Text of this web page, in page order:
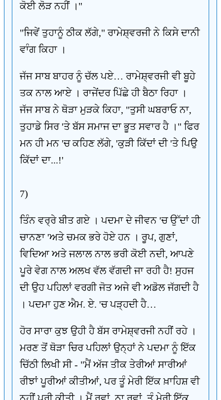
ਕੋਈ ਲੋੜ ਨਹੀਂ ।"
"ਜਿਵੇਂ ਤੁਹਾਨੂੰ ਠੀਕ ਲੱਗੇ," ਰਾਮੇਸ਼੍ਵਰਜੀ ਨੇ ਕਿਸੇ ਦਾਨੀ
ਵਾੰਗ ਕਿਹਾ ।
ਜੱਜ ਸਾਬ ਬਾਹਰ ਨੂੰ ਚੱਲ ਪਏ… ਰਾਮੇਸ਼੍ਵਰਜੀ ਵੀ ਬੂਹੇ
ਤਕ ਨਾਲ ਆਏ । ਰਾਜੇਂਦਰ ਪਿੱਛੇ ਹੀ ਬੈਠਾ ਰਿਹਾ ।
ਜੱਜ ਸਾਬ ਨੇ ਥੋੜਾ ਮੁੜਕੇ ਕਿਹਾ, "ਤੁਸੀ ਘਬਰਾਓ ਨਾ,
ਤੁਹਾਡੇ ਸਿਰ 'ਤੇ ਬੱਸ ਸਮਾਜ ਦਾ ਭੂਤ ਸਵਾਰ ਹੈ ।" ਫਿਰ
ਮਨ ਹੀ ਮਨ 'ਚ ਕਹਿਣ ਲੱਗੇ, 'ਕੁੜੀ ਕਿੱਦਾਂ ਦੀ 'ਤੇ ਪਿਉ
ਕਿੱਦਾਂ ਦਾ...!'
7)
ਤਿੰਨ ਵਰ੍ਰੇ ਬੀਤ ਗਏ । ਪਦਮਾ ਦੇ ਜੀਵਨ 'ਚ ਉੱਦਾਂ ਹੀ
ਚਾਨਣਾ 'ਅਤੇ ਚਮਕ ਭਰੇ ਹੋਏ ਹਨ । ਰੂਪ, ਗੁਣਾਂ,
ਵਿਦਿਆ ਅਤੇ ਜਲਾਲ ਨਾਲ ਭਰੀ ਕੋਈ ਨਦੀ, ਆਪਣੇ
ਪੂਰੇ ਵੇਗ ਨਾਲ ਅਲਖ ਵੱਲ ਵੱਗਦੀ ਜਾ ਰਹੀ ਹੈ! ਸੁਹਜ
ਦੀ ਉਹ ਪਹਿਲਾਂ ਵਰਗੀ ਜੋਤ ਅਜੇ ਵੀ ਅਡੋਲ ਜੱਗਦੀ ਹੈ
। ਪਦਮਾ ਹੁਣ ਐਮ. ਏ. 'ਚ ਪੜ੍ਹਦੀ ਹੈ…
ਹੋਰ ਸਾਰਾ ਕੁਝ ਉਹੀ ਹੈ ਬੱਸ ਰਾਮੇਸ਼੍ਵਰਜੀ ਨਹੀਂ ਰਹੇ ।
ਮਰਣ ਤੋਂ ਥੋੜਾ ਚਿਰ ਪਹਿਲਾਂ ਉਨ੍ਹਾਂ ਨੇ ਪਦਮਾ ਨੂੰ ਇੱਕ
ਚਿੱਠੀ ਲਿਖੀ ਸੀ - "ਮੈਂ ਅੱਜ ਤੀਕ ਤੇਰੀਆਂ ਸਾਰੀਆਂ
ਰੀਝਾਂ ਪੂਰੀਆਂ ਕੀਤੀਆਂ, ਪਰ ਤੂੰ ਮੇਰੀ ਇੱਕ ਖ਼ਾਹਿਸ਼ ਵੀ